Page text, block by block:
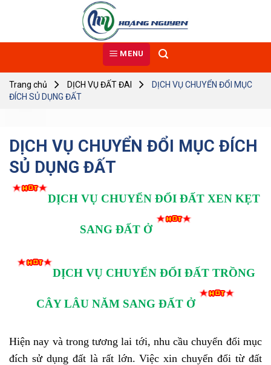
MENU
Trang chủ DỊCH VỤ ĐẤT ĐAI
DỊCH VỤ CHUYỂN ĐỔI MỤC
ĐÍCH SỦ DỤNG ĐẤT
DỊCH VỤ CHUYỂN ĐỔI MỤC ĐÍCH
SỦ DỤNG ĐẤT
DỊCH VỤ CHUYỂN ĐỔI ĐẤT XEN KẸT
SANG ĐẤT Ở
DỊCH VỤ CHUYỂN ĐỔI ĐẤT TRỒNG
CÂY LÂU NĂM SANG ĐẤT Ở
Hiện nay và trong tương lai tới, nhu cầu chuyển đổi mục
đích sử dụng đất là rất lớn. Việc xin chuyển đổi từ đất